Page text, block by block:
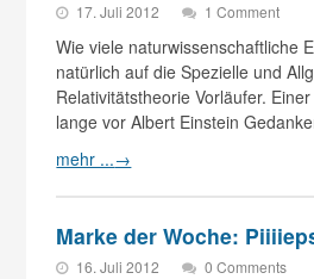
17. Juli 2012 1 Comment
Wie viele naturwissenschaftliche
natürlich auf die Spezielle und
Relativitätstheorie Vorläufer.
lange vor Albert Einstein
mehr ...→
Marke der Woche:
16. Juli 2012 0 Comments